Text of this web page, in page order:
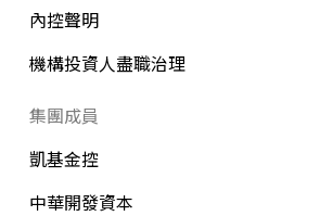
內控聲明
機構投資人盡職治理
集團成員
凱基金控
中華開發資本